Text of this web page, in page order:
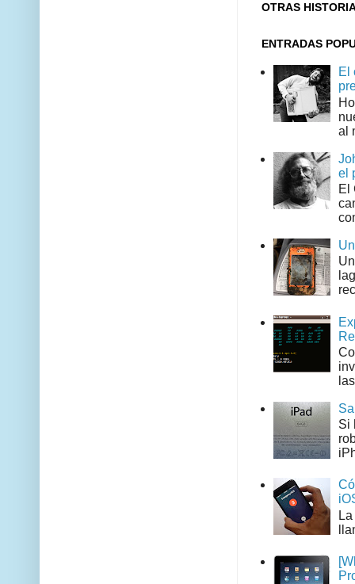
OTRAS
ENTRADAS
El
al
el
El
Si